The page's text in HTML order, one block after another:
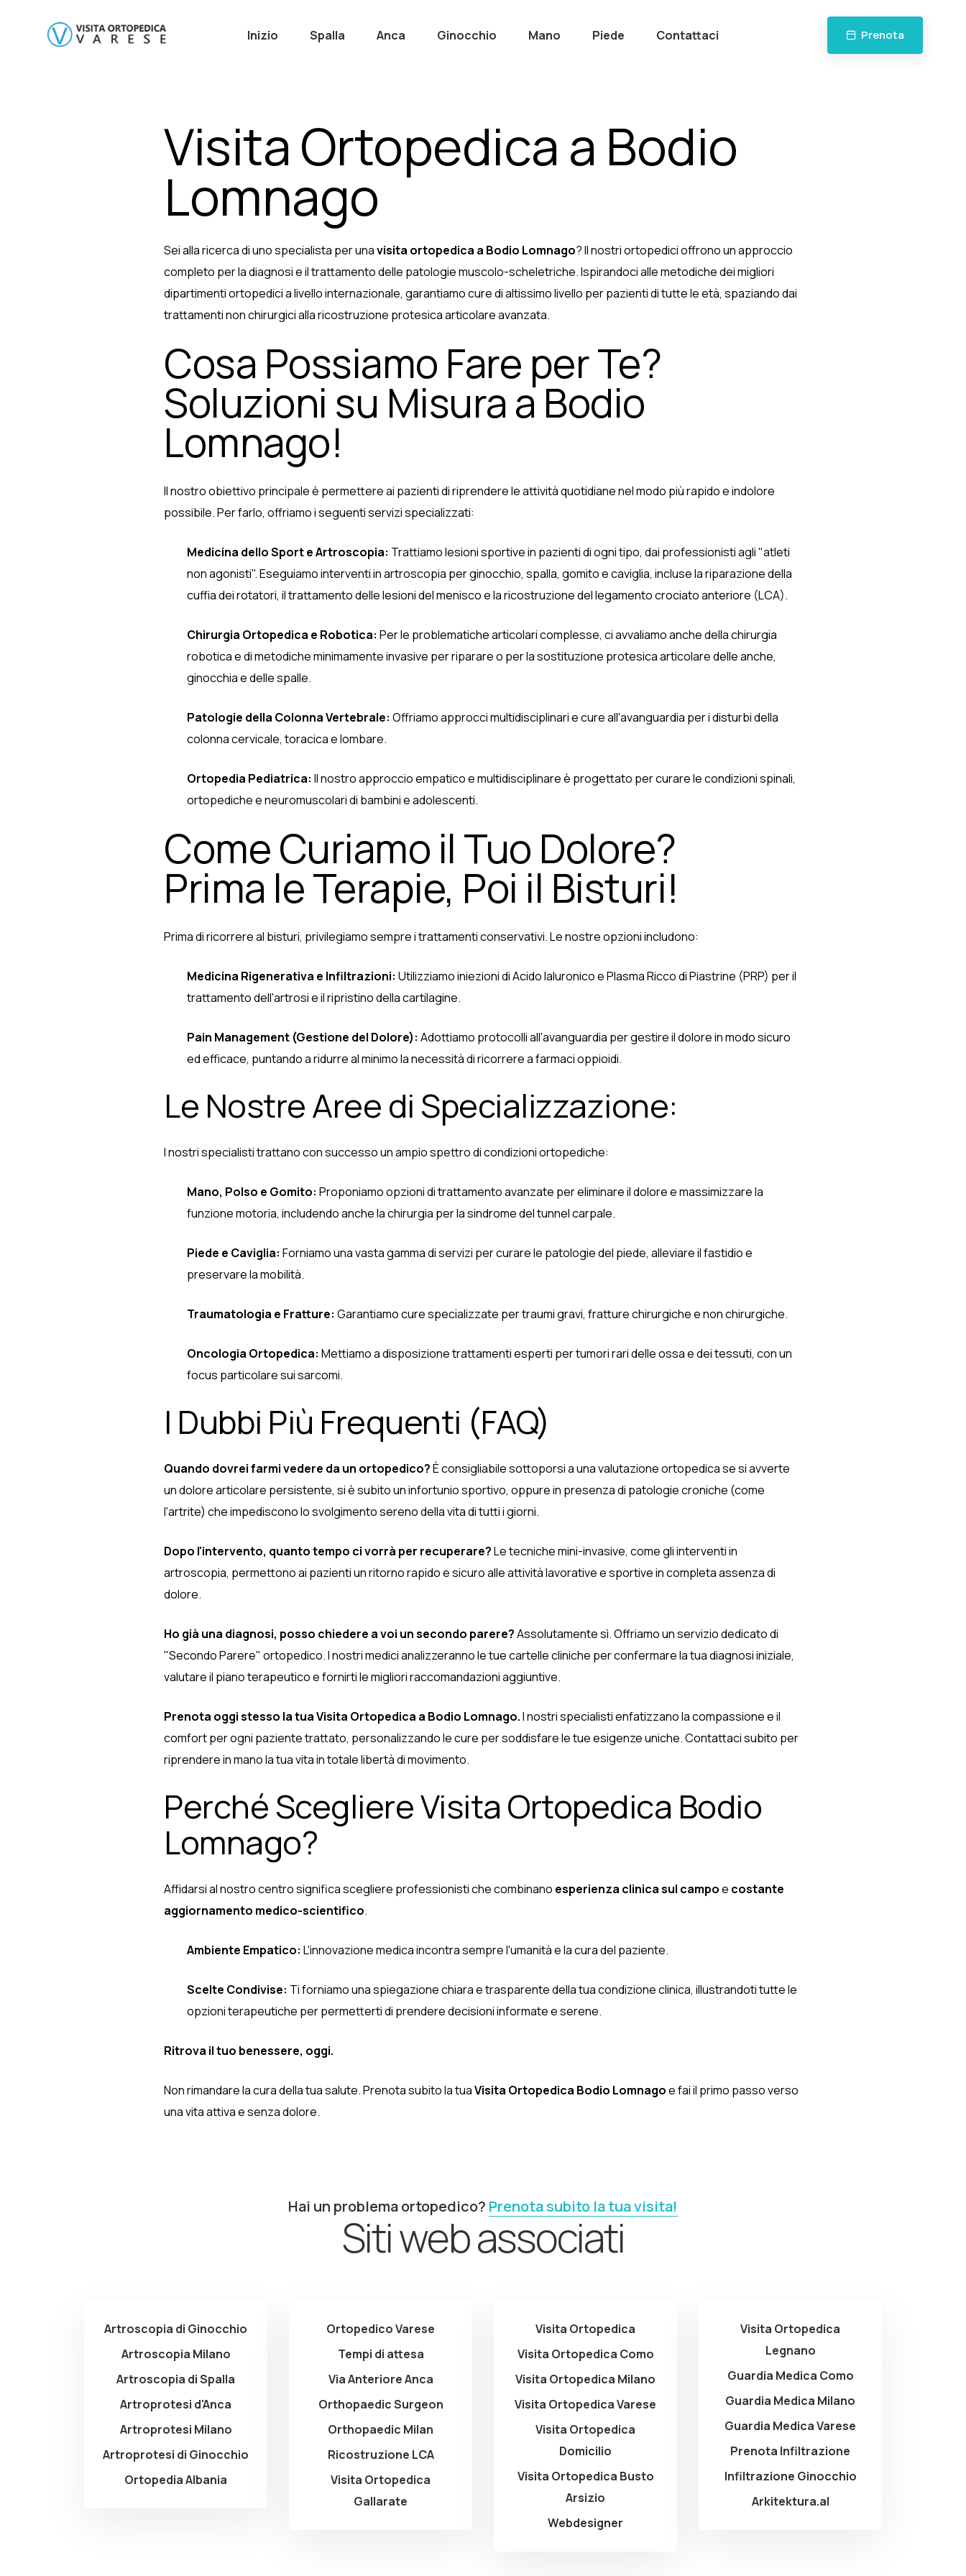
Inizio Spalla Anca Ginocchio Mano Piede Contattaci Prenota
Visita Ortopedica a Bodio
Lomnago
Sei alla ricerca di uno specialista per unavisita ortopedica a Bodio Lomnago? Il nostri ortopedici offrono un approccio
completo per la diagnosi e il trattamento delle patologie muscolo-scheletriche. Ispirandoci alle metodiche dei migliori
dipartimenti ortopedici a livello internazionale, garantiamo cure di altissimo livello per pazienti di tutte le età, spaziando dai
trattamenti non chirurgici alla ricostruzione protesica articolare avanzata.
Cosa Possiamo Fare per Te?
Soluzioni su Misura a Bodio
Lomnago!
Il nostro obiettivo principale è permettere ai pazienti di riprendere le attività quotidiane nel modo più rapido e indolore
possibile. Per farlo, offriamo i seguenti servizi specializzati:
Medicina dello Sport e Artroscopia: Trattiamo lesioni sportive in pazienti di ogni tipo, dai professionisti agli "atleti
non agonisti". Eseguiamo interventi in artroscopia per ginocchio, spalla, gomito e caviglia, incluse la riparazione della
cuffia dei rotatori, il trattamento delle lesioni del menisco e la ricostruzione del legamento crociato anteriore (LCA).
Chirurgia Ortopedica e Robotica: Per le problematiche articolari complesse, ci avvaliamo anche della chirurgia
robotica e di metodiche minimamente invasive per riparare o per la sostituzione protesica articolare delle anche,
ginocchia e delle spalle.
Patologie della Colonna Vertebrale: Offriamo approcci multidisciplinari e cure all'avanguardia per i disturbi della
colonna cervicale, toracica e lombare.
Ortopedia Pediatrica: Il nostro approccio empatico e multidisciplinare è progettato per curare le condizioni spinali,
ortopediche e neuromuscolari di bambini e adolescenti.
Come Curiamo il Tuo Dolore?
Prima le Terapie, Poi il Bisturi!
Prima di ricorrere al bisturi, privilegiamo sempre i trattamenti conservativi. Le nostre opzioni includono:
Medicina Rigenerativa e Infiltrazioni: Utilizziamo iniezioni di Acido Ialuronico e Plasma Ricco di Piastrine (PRP) per il
trattamento dell'artrosi e il ripristino della cartilagine.
Pain Management (Gestione del Dolore): Adottiamo protocolli all'avanguardia per gestire il dolore in modo sicuro
ed efficace, puntando a ridurre al minimo la necessità di ricorrere a farmaci oppioidi.
Le Nostre Aree di Specializzazione:
I nostri specialisti trattano con successo un ampio spettro di condizioni ortopediche:
Mano, Polso e Gomito: Proponiamo opzioni di trattamento avanzate per eliminare il dolore e massimizzare la
funzione motoria, includendo anche la chirurgia per la sindrome del tunnel carpale.
Piede e Caviglia: Forniamo una vasta gamma di servizi per curare le patologie del piede, alleviare il fastidio e
preservare la mobilità.
Traumatologia e Fratture: Garantiamo cure specializzate per traumi gravi, fratture chirurgiche e non chirurgiche.
Oncologia Ortopedica: Mettiamo a disposizione trattamenti esperti per tumori rari delle ossa e dei tessuti, con un
focus particolare sui sarcomi.
I Dubbi Più Frequenti (FAQ)
Quando dovrei farmi vedere da un ortopedico?È consigliabile sottoporsi a una valutazione ortopedica se si avverte
un dolore articolare persistente, si è subito un infortunio sportivo, oppure in presenza di patologie croniche (come
l'artrite) che impediscono lo svolgimento sereno della vita di tutti i giorni.
Dopo l'intervento, quanto tempo ci vorrà per recuperare?Le tecniche mini-invasive, come gli interventi in
artroscopia, permettono ai pazienti un ritorno rapido e sicuro alle attività lavorative e sportive in completa assenza di
dolore.
Ho già una diagnosi, posso chiedere a voi un secondo parere?Assolutamente sì. Offriamo un servizio dedicato di
"Secondo Parere" ortopedico. I nostri medici analizzeranno le tue cartelle cliniche per confermare la tua diagnosi iniziale,
valutare il piano terapeutico e fornirti le migliori raccomandazioni aggiuntive.
Prenota oggi stesso la tua Visita Ortopedica a Bodio Lomnago.I nostri specialisti enfatizzano la compassione e il
comfort per ogni paziente trattato, personalizzando le cure per soddisfare le tue esigenze uniche. Contattaci subito per
riprendere in mano la tua vita in totale libertà di movimento.
Perché Scegliere Visita Ortopedica Bodio
Lomnago?
Affidarsi al nostro centro significa scegliere professionisti che combinano esperienza clinica sul campoe costante
aggiornamento medico-scientifico.
Ambiente Empatico: L'innovazione medica incontra sempre l'umanità e la cura del paziente.
Scelte Condivise: Ti forniamo una spiegazione chiara e trasparente della tua condizione clinica, illustrandoti tutte le
opzioni terapeutiche per permetterti di prendere decisioni informate e serene.
Ritrova il tuo benessere, oggi.
Non rimandare la cura della tua salute. Prenota subito la tuaVisita Ortopedica Bodio Lomnagoe fai il primo passo verso
una vita attiva e senza dolore.
Hai un problema ortopedico? Prenota subito la tua visita!
Siti web associati
Artroscopia di Ginocchio
Artroscopia Milano
Artroscopia di Spalla
Artroprotesi d'Anca
Artroprotesi Milano
Artroprotesi di Ginocchio
Ortopedia Albania
Ortopedico Varese
Tempi di attesa
Via Anteriore Anca
Orthopaedic Surgeon
Orthopaedic Milan
Ricostruzione LCA
Visita Ortopedica
Gallarate
Visita Ortopedica
Visita Ortopedica Como
Visita Ortopedica Milano
Visita Ortopedica Varese
Visita Ortopedica
Domicilio
Visita Ortopedica Busto
Arsizio
Webdesigner
Visita Ortopedica
Legnano
Guardia Medica Como
Guardia Medica Milano
Guardia Medica Varese
Prenota Infiltrazione
Infiltrazione Ginocchio
Arkitektura.al